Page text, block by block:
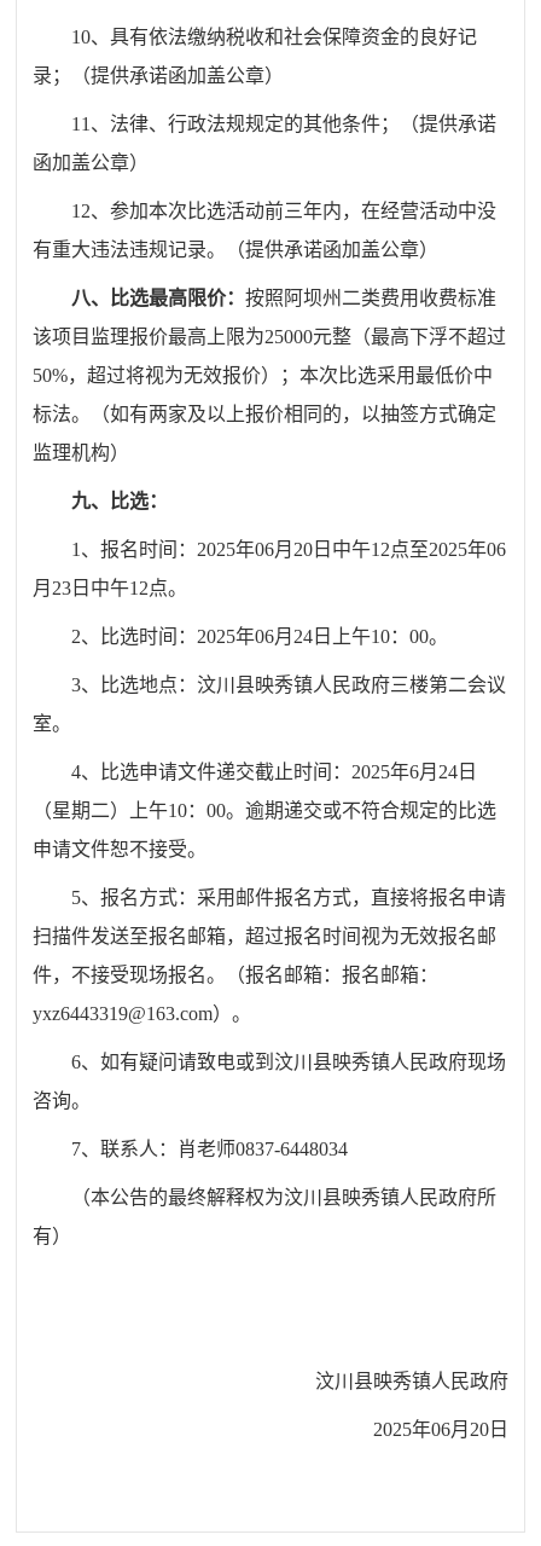
10、具有依法缴纳税收和社会保障资金的良好记
录；
（提供承诺函加盖公章）
11、 法律、行政法规规定的其他条件；
（提供承诺
函加盖公章）
12、参加本次比选活动前三年内，在经营活动中没
有重大违法违规记录。 （提供承诺函加盖公章）
八、比选最高限价：按照阿坝州二类费用收费标准
该项目监理报价最高上限为25000元整（最高下浮不超过
50%，超过将视为无效报价）
；本次比选采用最低价中
标法。
（如有两家及以上报价相同的，以抽签方式确定
监理机构）
九、比选：
1、报名时间：2025年06月 20 日 中午12点至2025年06
月 23 日 中午12点。
2、 比选时间：2025年06月 24 日上午10：00。
3、 比选地点： 汶川县映秀镇人民政府三楼第二会议
室。
4、 比选申请文件递交截止时间：2025年6月 24 日
（星期二） 上午10：00。逾期递交或不符合规定的 比选
申请文件恕不接受。
5、报名方式：采用邮件报名方式，直接将报名申请
扫描件发送至报名邮箱，超过报名时间视为无效报名邮
件， 不接受现场报名。（报名邮箱：报名邮箱：
yxz6443319@163.com）。
6、如有疑问请致电或到 汶川县映秀镇人民政府现场
咨询。
7、联系人： 肖老师0837-6448034
（本公告的最终解释权为汶川县映秀镇人民政府所
有）
汶川县映秀镇人民政府
2025年06月 20日